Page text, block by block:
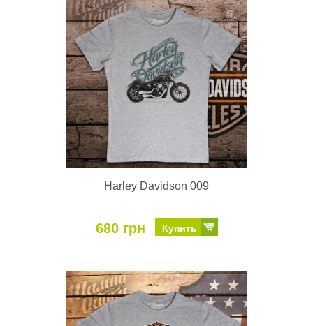
Harley Davidson 009
680 грн Купить